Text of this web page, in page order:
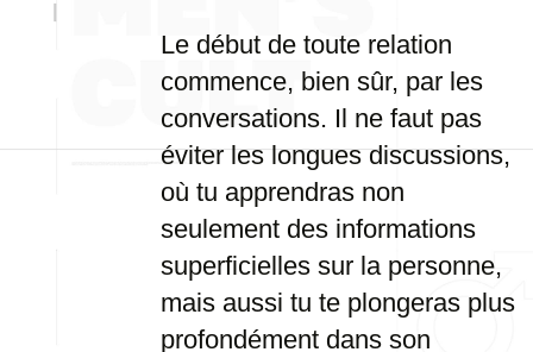
Le début de toute relation
commence, bien sûr, par les
conversations. Il ne faut pas
éviter les longues discussions,
où tu apprendras non
seulement des informations
superficielles sur la personne,
mais aussi tu te plongeras plus
profondément dans son